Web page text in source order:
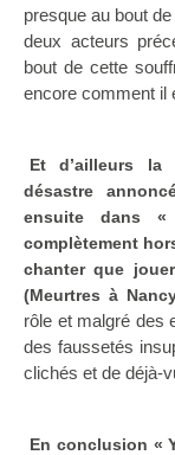
presque au bout
deux acteurs
bout de cette
encore comment il
Et d’ailleurs la
désastre
ensuite dans
complètement
chanter que
(Meurtres à
rôle et malgré des
des faussetés
clichés et de déjà-
En conclusion «